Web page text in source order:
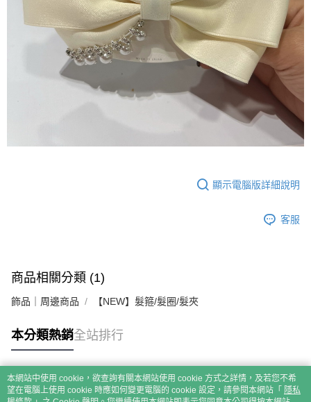
顯示電腦版詳細說明
客服
商品相關分類 (1)
飾品｜周邊商品 【NEW】髮箍/髮圈/髮夾
本分類熱銷全站排行
熱門標籤
本網站中使用 cookie，欲查詢有關本網站使用 cookie 方式之詳情，及若您不希
望在電腦上使用 cookie 時應如何變更電腦的 cookie 設定，請參閱本網站「 隱私